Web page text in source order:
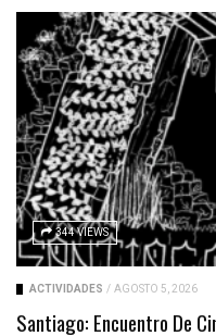
344 VIEWS
ACTIVIDADES / AGOSTO 5, 2026
Santiago: Encuentro De